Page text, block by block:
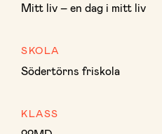
Mitt liv – en dag i mitt liv
SKOLA
Södertörns friskola
KLASS